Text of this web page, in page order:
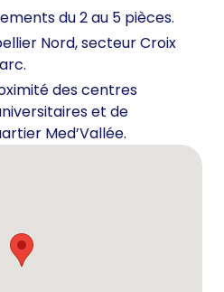
du 2 au 5 pièces.
Nord, secteur Croix
des centres
et de
Med’Vallée.